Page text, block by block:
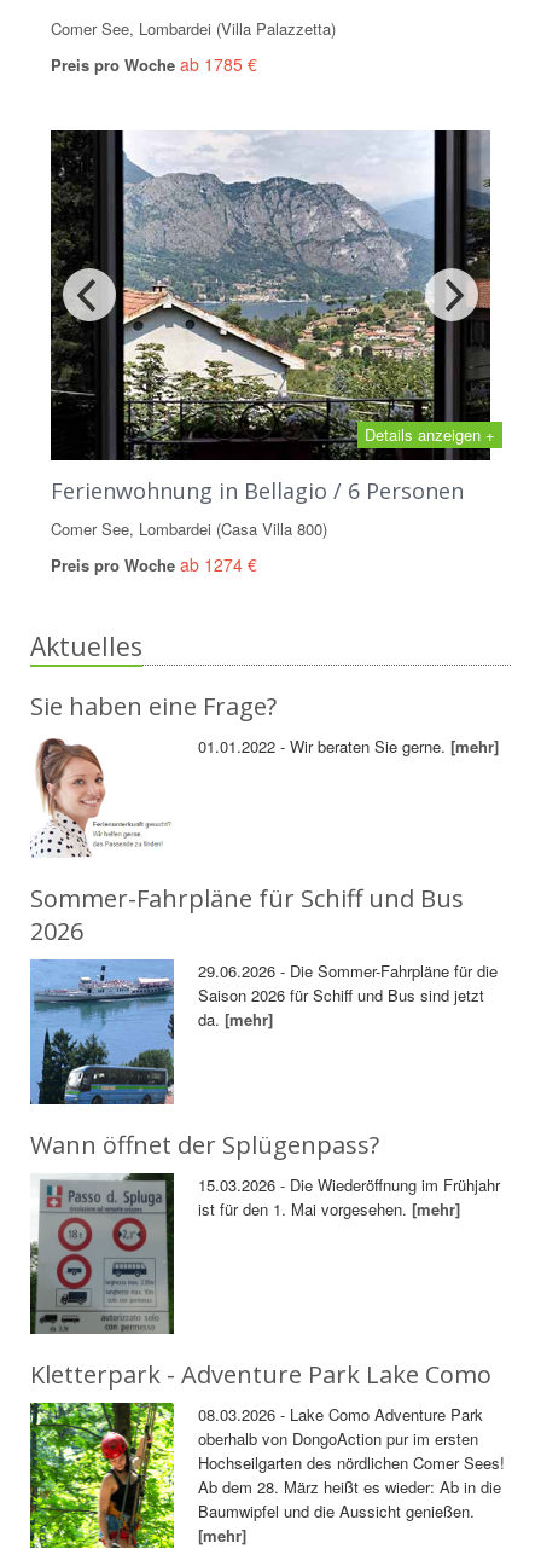
Comer See, Lombardei (Villa Palazzetta)
Preis pro Woche ab 1785 €
Details anzeigen +
Ferienwohnung in Bellagio / 6 Personen
Comer See, Lombardei (Casa Villa 800)
Preis pro Woche ab 1274 €
Aktuelles
Sie haben eine Frage?
01.01.2022 - Wir beraten Sie gerne.[mehr]
Sommer-Fahrpläne für Schiff und Bus
2026
29.06.2026 - Die Sommer-Fahrpläne für die
Saison 2026 für Schiff und Bus sind jetzt
da.[mehr]
Wann öffnet der Splügenpass?
15.03.2026 - Die Wiederöffnung im Frühjahr
ist für den 1. Mai vorgesehen.[mehr]
Kletterpark - Adventure Park Lake Como
08.03.2026 - Lake Como Adventure Park
oberhalb von DongoAction pur im ersten
Hochseilgarten des nördlichen Comer Sees!
Ab dem 28. März heißt es wieder: Ab in die
Baumwipfel und die Aussicht genießen.
[mehr]